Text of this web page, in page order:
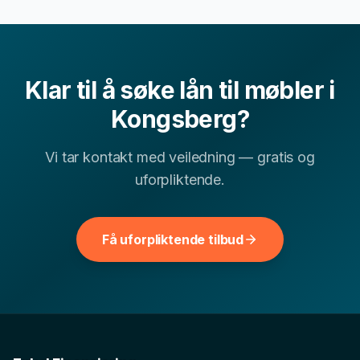
Ofte stilte spørsmål omlån til møbler
Hvor lang tid tar det å få svar på lån til møbler-
Hva er typisk rente for lån til møbler i Buskerud?
Andre finansielle tjenester i
Klar til å søke lån til møbler i
Kongsberg?
Vi tar kontakt med veiledning — gratis og
uforpliktende.
Få uforpliktende tilbud